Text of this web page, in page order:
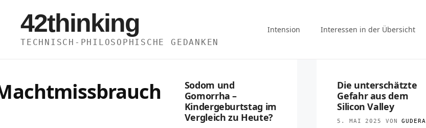
Inhalt
springen
42thinking
TECHNISCH-PHILOSOPHISCHE GEDANKEN
Intension Interessen in der Übersicht
Sodom und
Gomorrha –
Kindergeburtstag im
Vergleich zu Heute?
Die unterschätzte
Gefahr aus dem
Silicon Valley
5. MAI 2025 VONGUDERA